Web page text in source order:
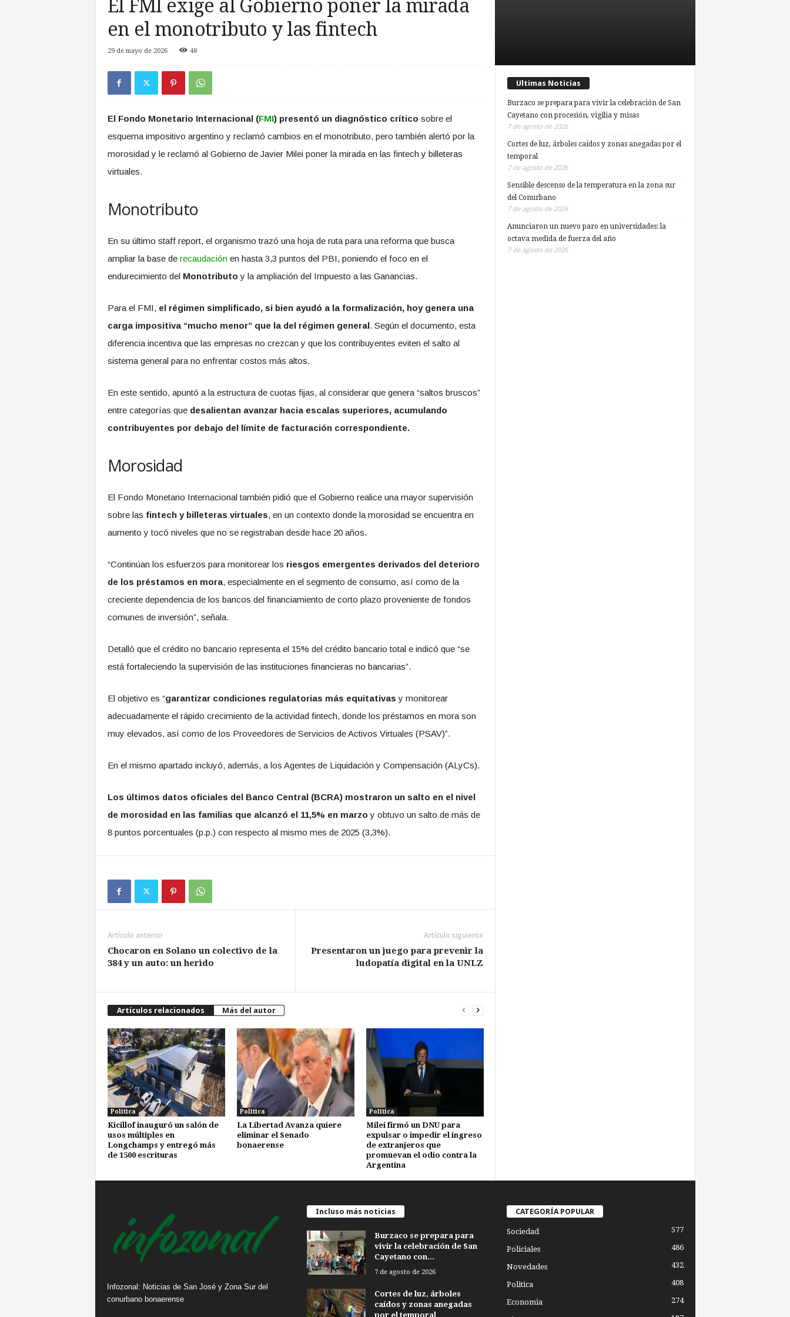
El FMI exige al Gobierno poner la mirada
en el monotributo y las fintech
29 de mayo de 2026 48
El Fondo Monetario Internacional (FMI) presentó un diagnóstico crítico sobre el
esquema impositivo argentino y reclamó cambios en el monotributo, pero también alertó por la
morosidad y le reclamó al Gobierno de Javier Milei poner la mirada en las fintech y billeteras
virtuales.
Monotributo
En su último staff report, el organismo trazó una hoja de ruta para una reforma que busca
ampliar la base de recaudación en hasta 3,3 puntos del PBI, poniendo el foco en el
endurecimiento del Monotributoy la ampliación del Impuesto a las Ganancias.
Para el FMI, el régimen simplificado, si bien ayudó a la formalización, hoy genera una
carga impositiva “mucho menor” que la del régimen general. Según el documento, esta
diferencia incentiva que las empresas no crezcan y que los contribuyentes eviten el salto al
sistema general para no enfrentar costos más altos.
En este sentido, apuntó a la estructura de cuotas fijas, al considerar que genera “saltos bruscos”
entre categorías quedesalientan avanzar hacia escalas superiores, acumulando
contribuyentes por debajo del límite de facturación correspondiente.
Morosidad
El Fondo Monetario Internacional también pidió que el Gobierno realice una mayor supervisión
sobre las fintech y billeteras virtuales, en un contexto donde la morosidad se encuentra en
aumento y tocó niveles que no se registraban desde hace 20 años.
“Continúan los esfuerzos para monitorear los riesgos emergentes derivados del deterioro
de los préstamos en mora, especialmente en el segmento de consumo, así como de la
creciente dependencia de los bancos del financiamiento de corto plazo proveniente de fondos
comunes de inversión”, señala.
Detalló que el crédito no bancario representa el 15% del crédito bancario total e indicó que “se
está fortaleciendo la supervisión de las instituciones financieras no bancarias”.
El objetivo es “garantizar condiciones regulatorias más equitativas y monitorear
adecuadamente el rápido crecimiento de la actividad fintech, donde los préstamos en mora son
muy elevados, así como de los Proveedores de Servicios de Activos Virtuales (PSAV)”.
En el mismo apartado incluyó, además, a los Agentes de Liquidación y Compensación (ALyCs).
Los últimos datos oficiales del Banco Central (BCRA) mostraron un salto en el nivel
de morosidad en las familias que alcanzó el 11,5% en marzo y obtuvo un salto de más de
8 puntos porcentuales (p.p.) con respecto al mismo mes de 2025 (3,3%).
Artículo anterior
Chocaron en Solano un colectivo de la
384 y un auto: un herido
Artículo siguiente
Presentaron un juego para prevenir la
ludopatía digital en la UNLZ
Artículos relacionados Más del autor
Politica
Kicillof inauguró un salón de
usos múltiples en
Longchamps y entregó más
de 1500 escrituras
Politica
La Libertad Avanza quiere
eliminar el Senado
bonaerense
Politica
Milei firmó un DNU para
expulsar o impedir el ingreso
de extranjeros que
promuevan el odio contra la
Argentina
Ultimas Noticias
Burzaco se prepara para vivir la celebración de San
Cayetano con procesión, vigilia y misas
7 de agosto de 2026
Cortes de luz, árboles caídos y zonas anegadas por el
temporal
7 de agosto de 2026
Sensible descenso de la temperatura en la zona sur
del Conurbano
7 de agosto de 2026
Anunciaron un nuevo paro en universidades: la
octava medida de fuerza del año
7 de agosto de 2026
Infozonal: Noticias de San José y Zona Sur del
conurbano bonaerense
Incluso más noticias
Burzaco se prepara para
vivir la celebración de San
Cayetano con...
7 de agosto de 2026
Cortes de luz, árboles
caídos y zonas anegadas
por el temporal
CATEGORÍA POPULAR
Sociedad 577
Policiales 486
Novedades 432
Politica 408
Economia 274